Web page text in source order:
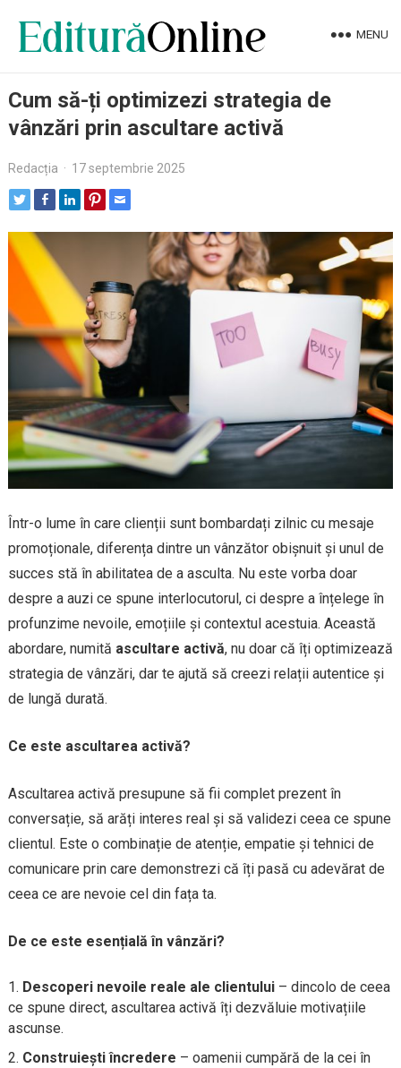
MENU
Cum să-ți optimizezi strategia de
vânzări prin ascultare activă
Redacția · 17 septembrie 2025
Într-o lume în care clienții sunt bombardați zilnic cu mesaje
promoționale, diferența dintre un vânzător obișnuit și unul de
succes stă în abilitatea de a asculta. Nu este vorba doar
despre a auzi ce spune interlocutorul, ci despre a înțelege în
profunzime nevoile, emoțiile și contextul acestuia. Această
abordare, numită ascultare activă, nu doar că îți optimizează
strategia de vânzări, dar te ajută să creezi relații autentice și
de lungă durată.
Ce este ascultarea activă?
Ascultarea activă presupune să fii complet prezent în
conversație, să arăți interes real și să validezi ceea ce spune
clientul. Este o combinație de atenție, empatie și tehnici de
comunicare prin care demonstrezi că îți pasă cu adevărat de
ceea ce are nevoie cel din fața ta.
De ce este esențială în vânzări?
Descoperi nevoile reale ale clientului– dincolo de ceea
ce spune direct, ascultarea activă îți dezvăluie motivațiile
ascunse.
Construiești încredere – oamenii cumpără de la cei în